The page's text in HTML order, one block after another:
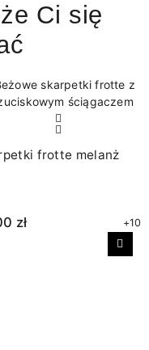
Ci się
frotte melanż
zł +10